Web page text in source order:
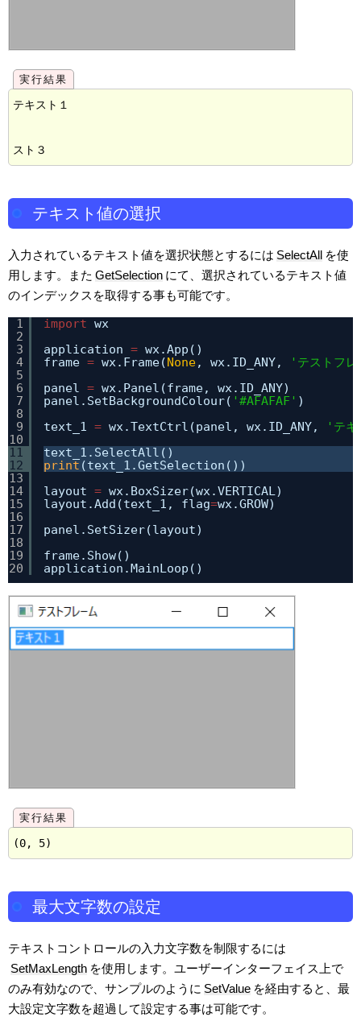
テキスト１
テキスト値の選択
入力されているテキスト値を選択状態とするには SelectAll を使
用します。また GetSelection にて、選択されているテキスト値
のインデックスを取得する事も可能です。
1
2
3
4
5
6
7
8
9
10
11
12
13
14
15
16
17
18
19
20
import wx
application = wx.App()
frame = wx.Frame(None, wx.ID_ANY,
'テストフ
panel = wx.Panel(frame, wx.ID_ANY)
panel.SetBackgroundColour( '#AFAFAF' )
text_1 = wx.TextCtrl(panel, wx.ID_ANY,
'テ
text_1.SelectAll()
print (text_1.GetSelection())
layout = wx.BoxSizer(wx.VERTICAL)
layout.Add(text_1, flag=wx.GROW)
panel.SetSizer(layout)
frame.Show()
application.MainLoop()
最大文字数の設定
テキストコントロールの入力文字数を制限するには
SetMaxLength を使用します。ユーザーインターフェイス上で
のみ有効なので、サンプルのように SetValue を経由すると、最
大設定文字数を超過して設定する事は可能です。